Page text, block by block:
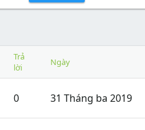
Trả
lời
Ngày
0 31 Tháng ba 2019